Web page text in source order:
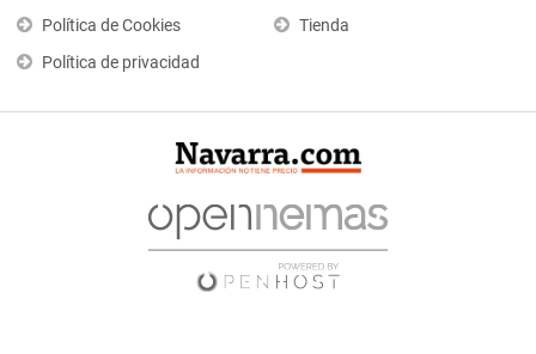
Política de Cookies
Política de privacidad
Tienda